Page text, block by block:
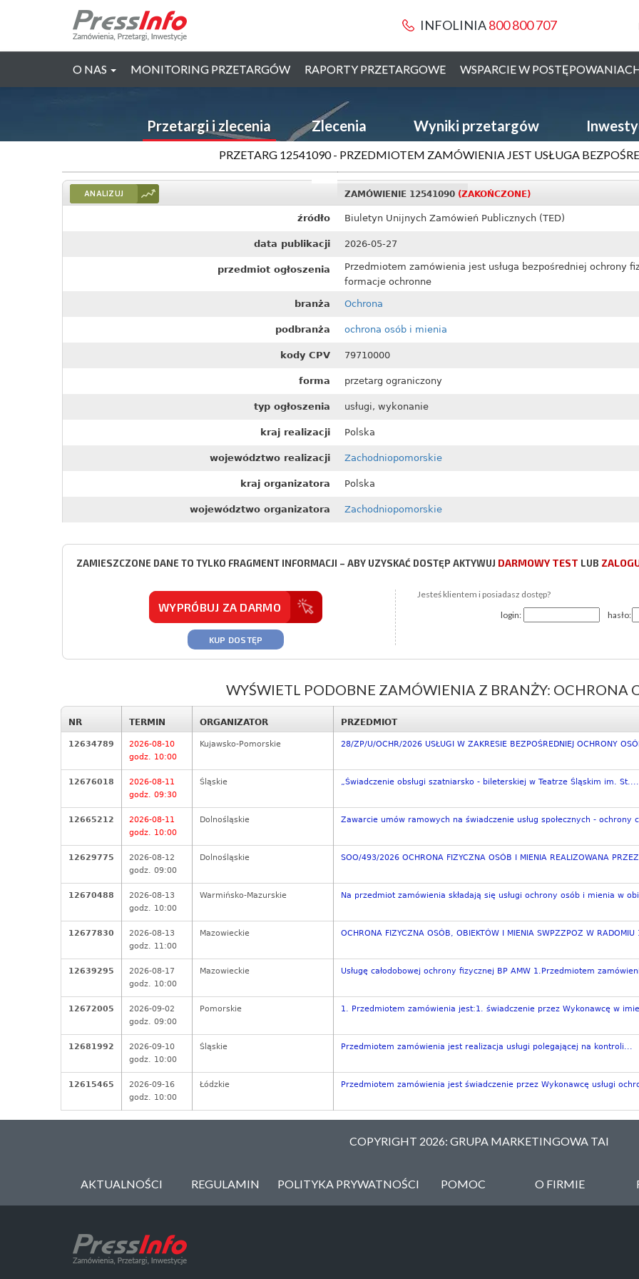
INFOLINIA800 800 707
O NAS MONITORING PRZETARGÓW RAPORTY PRZETARGOWE WSPARCIE W
Przetargi i zlecenia Zlecenia Wyniki przetargów
PRZETARG 12541090 - PRZEDMIOTEM ZAMÓWIENIA JEST USŁUGA
ANALIZUJ ZAMÓWIENIE 12541090 (ZAKOŃCZONE)
źródło Biuletyn Unijnych Zamówień Publicznych (TED)
data publikacji 2026-05-27
przedmiot ogłoszenia
Przedmiotem zamówienia jest usługa bezpośredniej ochrony
formacje ochronne
branża Ochrona
podbranża ochrona osób i mienia
kody CPV 79710000
forma przetarg ograniczony
typ ogłoszenia usługi, wykonanie
kraj realizacji Polska
województwo realizacji Zachodniopomorskie
kraj organizatora Polska
województwo organizatora Zachodniopomorskie
ZAMIESZCZONE DANE TO TYLKO FRAGMENT INFORMACJI – ABY UZYSKAĆ DOSTĘP AKTYWUJ DARMOWY TEST LUB
WYPRÓBUJ ZA DARMO
KUP DOSTĘP
Jesteś klientem i posiadasz dostęp?
login:
hasło:
WYŚWIETL PODOBNE ZAMÓWIENIA Z BRANŻY: OCHRONA
NR TERMIN ORGANIZATOR PRZEDMIOT
12634789
2026-08-10
godz. 10:00
Kujawsko-Pomorskie 28/ZP/U/OCHR/2026 USŁUGI W ZAKRESIE BEZPOŚREDNIEJ OCHRONY
12676018
2026-08-11
godz. 09:30
Śląskie „Świadczenie obsługi szatniarsko - bileterskiej w Teatrze Śląskim im. St....
12665212
2026-08-11
godz. 10:00
Dolnośląskie Zawarcie umów ramowych na świadczenie usług społecznych - ochrony
12629775
2026-08-12
godz. 09:00
Dolnośląskie SOO/493/2026 OCHRONA FIZYCZNA OSÓB I MIENIA REALIZOWANA
12670488
2026-08-13
godz. 10:00
Warmińsko-Mazurskie Na przedmiot zamówienia składają się usługi ochrony osób i mienia w
12677830
2026-08-13
godz. 11:00
Mazowieckie OCHRONA FIZYCZNA OSÓB, OBIEKTÓW I MIENIA SWPZZPOZ W
12639295
2026-08-17
godz. 10:00
Mazowieckie Usługę całodobowej ochrony fizycznej BP AMW 1.Przedmiotem
12672005
2026-09-02
godz. 09:00
Pomorskie 1. Przedmiotem zamówienia jest:1. świadczenie przez Wykonawcę w
12681992
2026-09-10
godz. 10:00
Śląskie Przedmiotem zamówienia jest realizacja usługi polegającej na kontroli...
12615465
2026-09-16
godz. 10:00
Łódzkie Przedmiotem zamówienia jest świadczenie przez Wykonawcę usługi
COPYRIGHT 2026: GRUPA MARKETINGOWA TAI
AKTUALNOŚCI REGULAMIN POLITYKA PRYWATNOŚCI POMOC O FIRMIE